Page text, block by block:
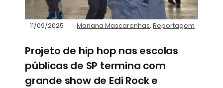
11/09/2025 Mariana Mascarenhas, Reportagem
Projeto de hip hop nas escolas
públicas de SP termina com
grande show de Edi Rock e